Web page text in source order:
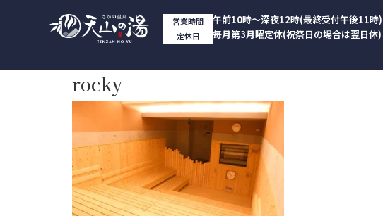
営業時間 午前10時～深夜12時(最終受付午後11時)
定休日 毎月第3月曜定休(祝祭日の場合は翌日休)
rocky